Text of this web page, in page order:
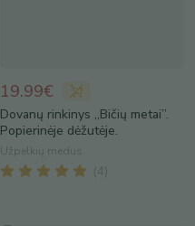
19.99€
Dovanų rinkinys „Bičių metai”.
Popierinėje dėžutėje.
Užpelkių medus
( 4